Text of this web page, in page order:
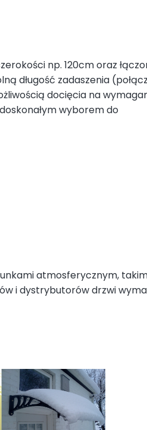
np. 120cm oraz
długość zadaszenia
docięcia na
wyborem do
atmosferycznym,
i dystrybutorów drzwi